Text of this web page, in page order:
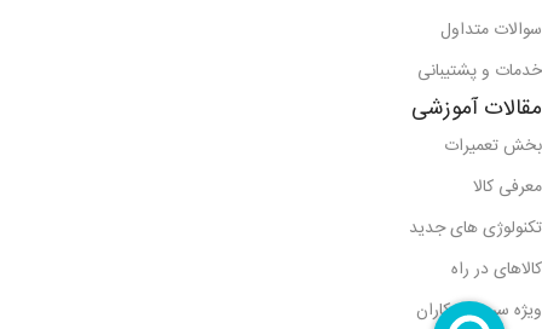
سوالات متداول
خدمات و پشتیبانی
مقالات آموزشی
بخش تعمیرات
معرفی کالا
تکنولوژی های جدید
کالاهای در راه
ویژه سرویس کاران